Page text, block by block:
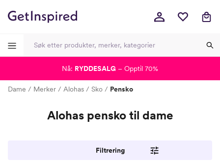
Dame Merker Alohas Sko Pensko
Alohas pensko til dame
Filtrering
Nå: RYDDESALG – Opptil 70%
-
-
-
-